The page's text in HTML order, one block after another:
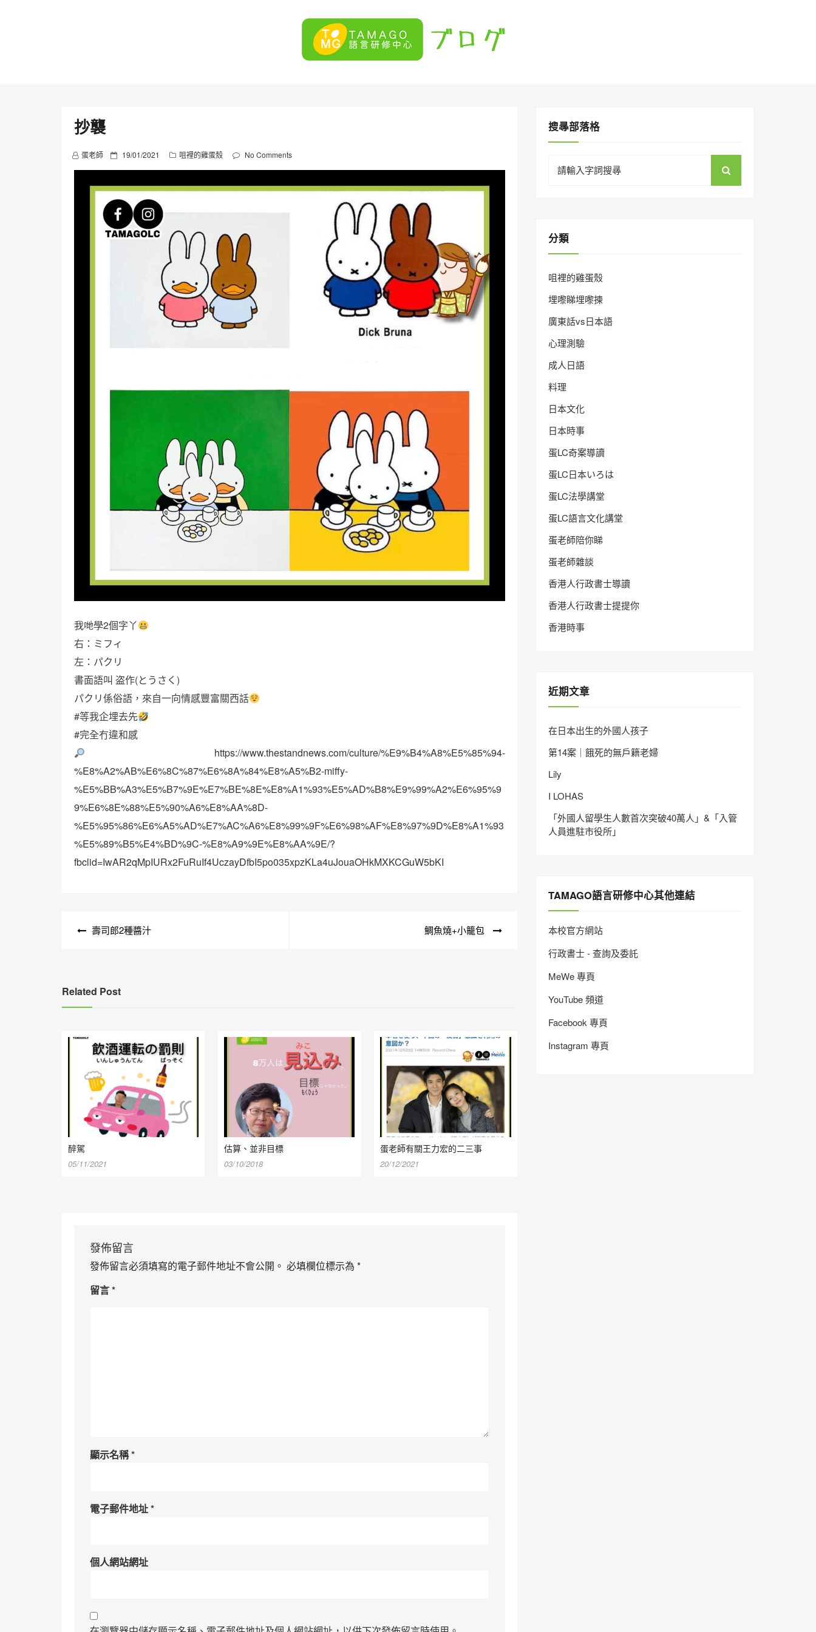
抄襲
蛋老師
P
t
e
d
o
n
19/01/2021 咀裡的雞蛋殼 No Comments
我哋學2個字丫
右：ミフィ
左：パクリ
書面語叫 盗作(とうさく)
パクリ係俗語，來自一向情感豐富關西話
#等我企埋去先
#完全冇違和感
https://www.thestandnews.com/culture/%E9%B4%A8%E5%85%94-
%E8%A2%AB%E6%8C%87%E6%8A%84%E8%A5%B2-miffy-
%E5%BB%A3%E5%B7%9E%E7%BE%8E%E8%A1%93%E5%AD%B8%E9%99%A2%E6%95%9
9%E6%8E%88%E5%90%A6%E8%AA%8D-
%E5%95%86%E6%A5%AD%E7%AC%A6%E8%99%9F%E6%98%AF%E8%97%9D%E8%A1%93
%E5%89%B5%E4%BD%9C-%E8%A9%9E%E8%AA%9E/?
fbclid=IwAR2qMpIURx2FuRuIf4UczayDfbI5po035xpzKLa4uJouaOHkMXKCGuW5bKI
壽司郎2種醬汁 鯛魚燒+小籠包
Related Post
醉駕
05/11/2021
估算、並非目標
03/10/2018
蛋老師有關王力宏的二三事
20/12/2021
發佈留言
發佈留言必須填寫的電子郵件地址不會公開。 必填欄位標示為 *
留言*
顯示名稱*
電子郵件地址*
個人網站網址
搜㝷部落格
for:
分類
咀裡的雞蛋殼
埋嚟睇埋嚟揀
廣東話vs日本語
心理測驗
成人日語
料理
日本文化
日本時事
蛋LC奇案導讀
蛋LC日本いろは
蛋LC法學講堂
蛋LC語言文化講堂
蛋老師陪你睇
蛋老師雜談
香港人行政書士導讀
香港人行政書士提提你
香港時事
近期文章
在日本出生的外國人孩子
第14案｜餓死的無戶籍老婦
Lily
I LOHAS
「外國人留學生人數首次突破40萬人」&「入管
人員進駐市役所」
TAMAGO語言研修中心其他連結
本校官方網站
行政書士 - 查詢及委託
MeWe 專頁
YouTube 頻道
Facebook 專頁
Instagram 專頁